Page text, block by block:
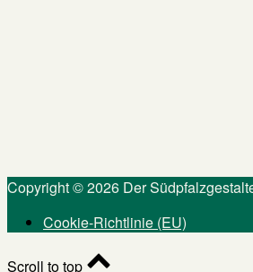
Copyright © 2026 Der
Cookie-Richtlinie (EU)
Scroll to top